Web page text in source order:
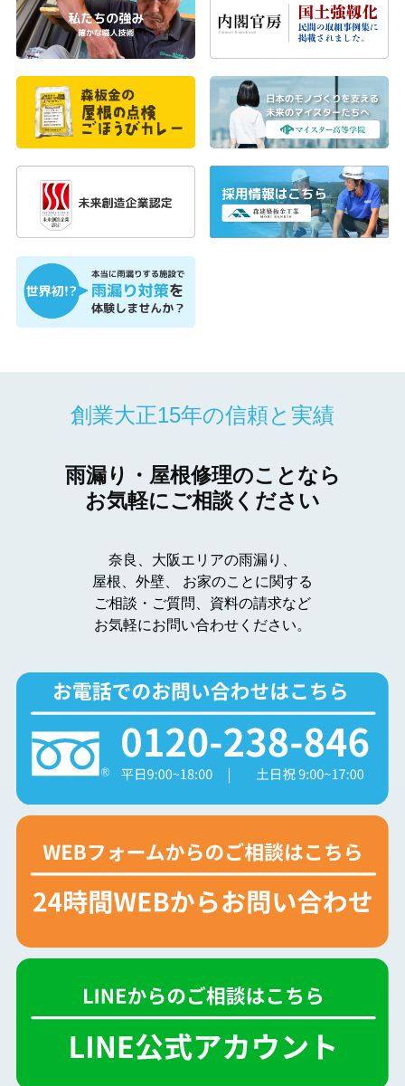
創業大正15年の信頼と実績
雨漏り・屋根修理のことなら
お気軽にご相談ください
奈良、大阪エリアの雨漏り、
屋根、外壁、
お家のことに関する
ご相談・ご質問、資料の請求など
お気軽にお問い合わせください。